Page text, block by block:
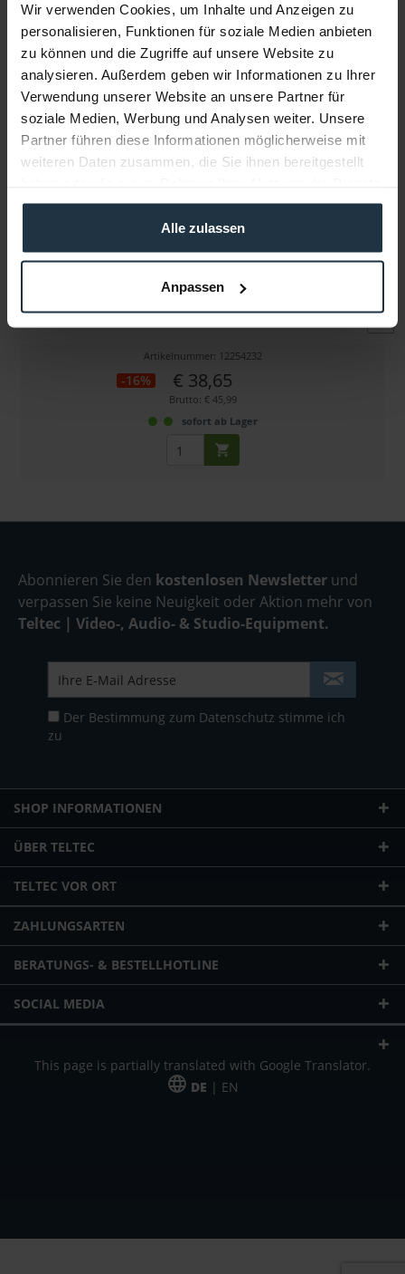
Wir verwenden Cookies, um Inhalte und Anzeigen zu
personalisieren, Funktionen für soziale Medien anbieten
zu können und die Zugriffe auf unsere Website zu
analysieren. Außerdem geben wir Informationen zu Ihrer
Verwendung unserer Website an unsere Partner für
soziale Medien, Werbung und Analysen weiter. Unsere
Partner führen diese Informationen möglicherweise mit
weiteren Daten zusammen, die Sie ihnen bereitgestellt
gesammelt haben.
Alle zulassen
Anpassen
Infos zu Hersteller & Produktsicherheit
Folgende Infos zum Hersteller sind verfübar...... mehr
Weitere Artikel von Sony ansehen
Adapter für Signaleingang XLR female - 3,5m Klinke
Artikelnummer: 12254232
-16% € 38,65
Brutto: € 45,99
sofort ab Lager
Abonnieren Sie den kostenlosen Newsletter und
verpassen Sie keine Neuigkeit oder Aktion mehr von
Teltec | Video-, Audio- & Studio-Equipment.
Der Bestimmung zum Datenschutz stimme ich
zu
SHOP INFORMATIONEN
ÜBER TELTEC
TELTEC VOR ORT
ZAHLUNGSARTEN
BERATUNGS- & BESTELLHOTLINE
SOCIAL MEDIA
This page is partially translated with Google Translator.
DE | EN